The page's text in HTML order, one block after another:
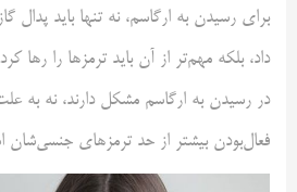
برای رسیدن به ارگاسم، نه تنها باید پدال
داد، بلکه مهم‌تر از آن باید ترمزها را رها
در رسیدن به ارگاسم مشکل دارند، نه به
فعال‌بودن بیشتر از حد ترمزهای جنسی‌شان